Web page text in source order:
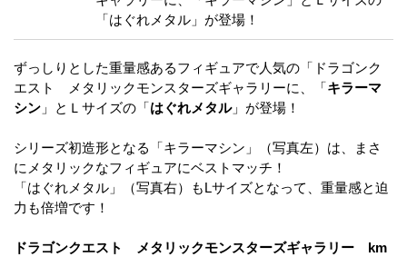
「はぐれメタル」が登場！
ずっしりとした重量感あるフィギュアで人気の「ドラゴンク
エスト メタリックモンスターズギャラリーに、「キラーマ
シン 」とＬサイズの「はぐれメタル」が登場！
シリーズ初造形となる「キラーマシン」（写真左）は、まさ
にメタリックなフィギュアにベストマッチ！
「はぐれメタル」（写真右）もLサイズとなって、重量感と迫
力も倍増です！
ドラゴンクエスト メタリックモンスターズギャラリー km